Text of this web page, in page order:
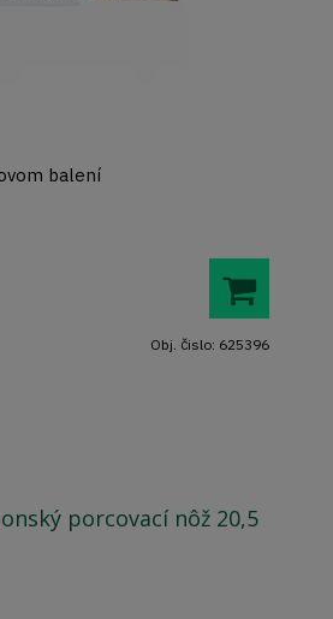
balení
Obj. čislo: 625396
porcovací nôž 20,5